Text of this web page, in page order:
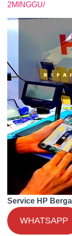
2MINGGU/
Service HP
WHATSAPP